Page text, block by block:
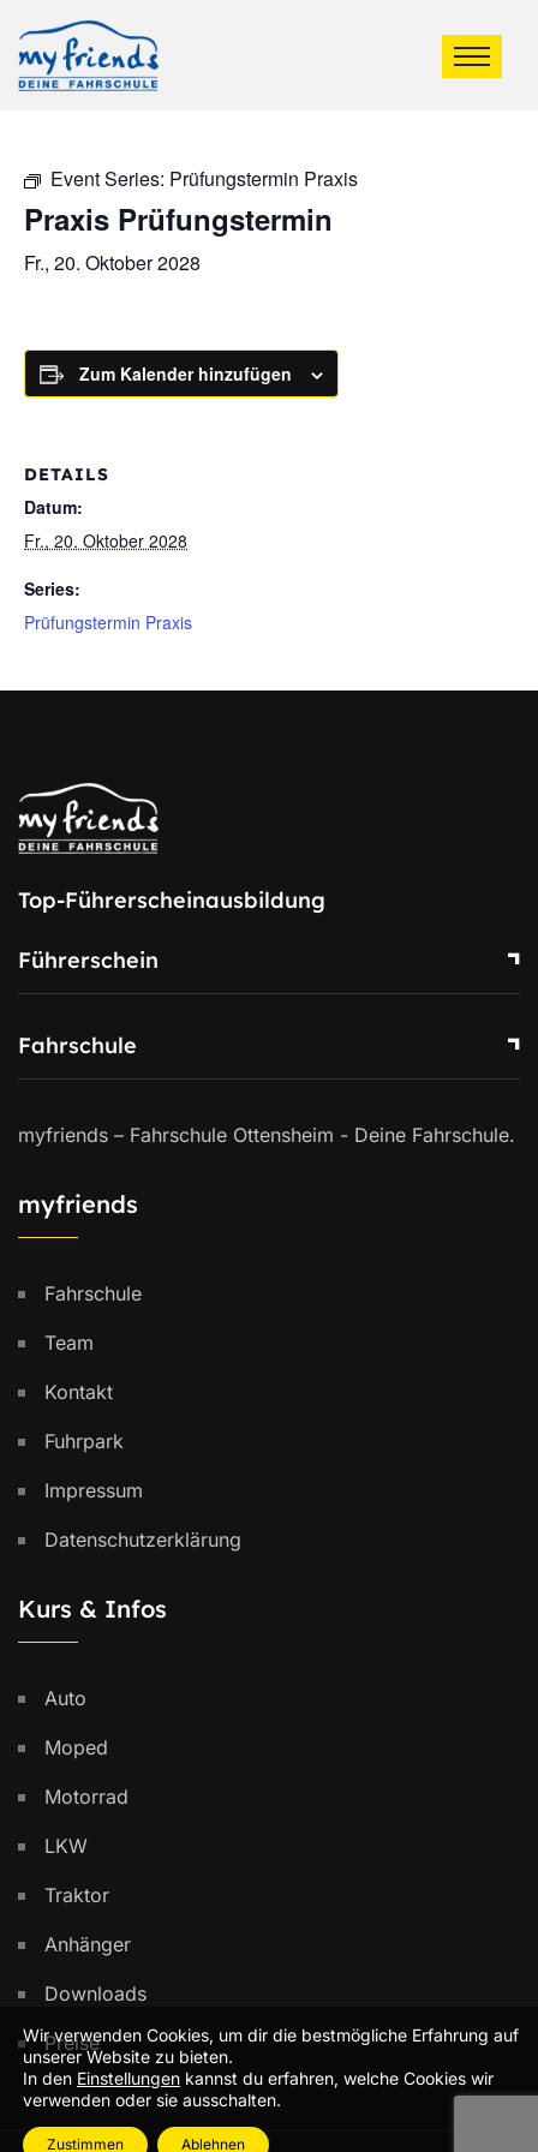
Event Series: Prüfungstermin Praxis
Praxis Prüfungstermin
Fr., 20. Oktober 2028
Zum Kalender hinzufügen
DETAILS
Datum:
Fr., 20. Oktober 2028
Series:
Prüfungstermin Praxis
Top-Führerscheinausbildung
Führerschein
Fahrschule
myfriends – Fahrschule Ottensheim - Deine Fahrschule.
myfriends
Fahrschule
Team
Kontakt
Fuhrpark
Impressum
Datenschutzerklärung
Kurs & Infos
Auto
Moped
Motorrad
LKW
Traktor
Anhänger
Downloads
Preise
Wir verwenden Cookies, um dir die bestmögliche Erfahrung auf
unserer Website zu bieten.
In den Einstellungen kannst du erfahren, welche Cookies wir
verwenden oder sie ausschalten.
Zustimmen Ablehnen